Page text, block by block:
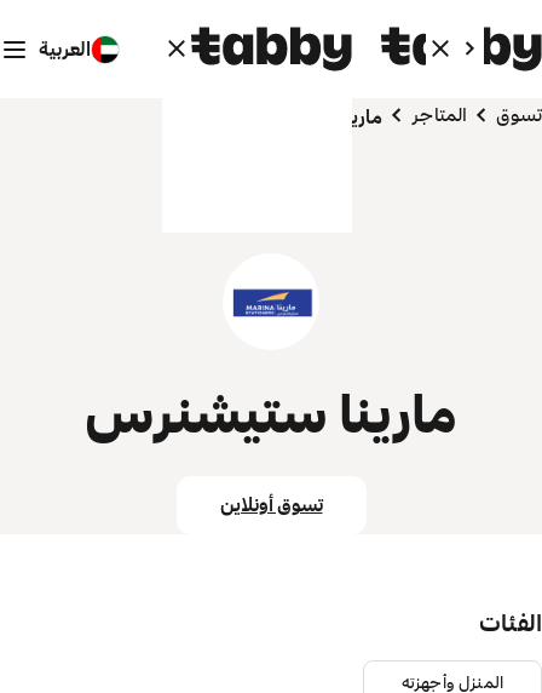
العربية
تسوق المتاجر مارينا ستيشنرس
مارينا ستيشنرس
تسوق أونلاين
الفئات
المنزل وأجهزته